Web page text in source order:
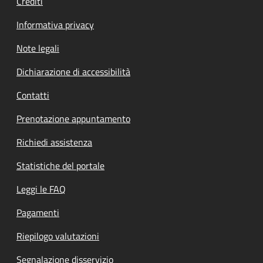
Informativa privacy
Note legali
Dichiarazione di accessibilità
Contatti
Prenotazione appuntamento
Richiedi assistenza
Statistiche del portale
Leggi le FAQ
Pagamenti
Riepilogo valutazioni
Segnalazione disservizio